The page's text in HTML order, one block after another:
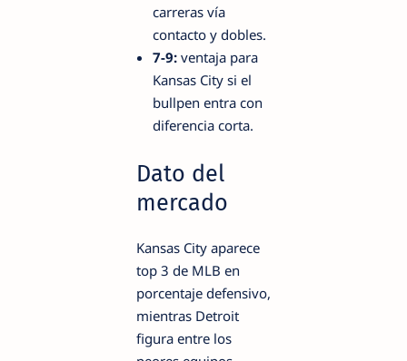
carreras vía
contacto y dobles.
7-9: ventaja para
Kansas City si el
bullpen entra con
diferencia corta.
Dato del
mercado
Kansas City aparece
top 3 de MLB en
porcentaje defensivo,
mientras Detroit
figura entre los